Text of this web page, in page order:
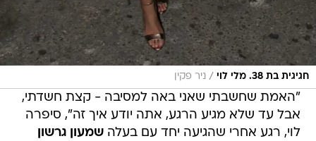
חגיגית בת 38. מלי לוי / ניר פקין
"האמת שחשבתי שאני באה למסיבה - קצת חשדתי,
אבל עד שלא מגיע הרגע, אתה יודע איך זה", סיפרה
לוי, רגע אחרי שהגיעה יחד עם בעלהשמעון גרשון